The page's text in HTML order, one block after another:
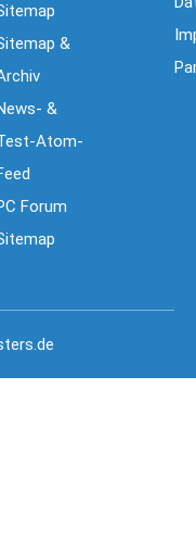
&
&
Atom-
Forum